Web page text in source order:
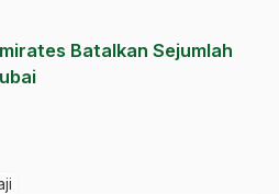
Batalkan Sejumlah